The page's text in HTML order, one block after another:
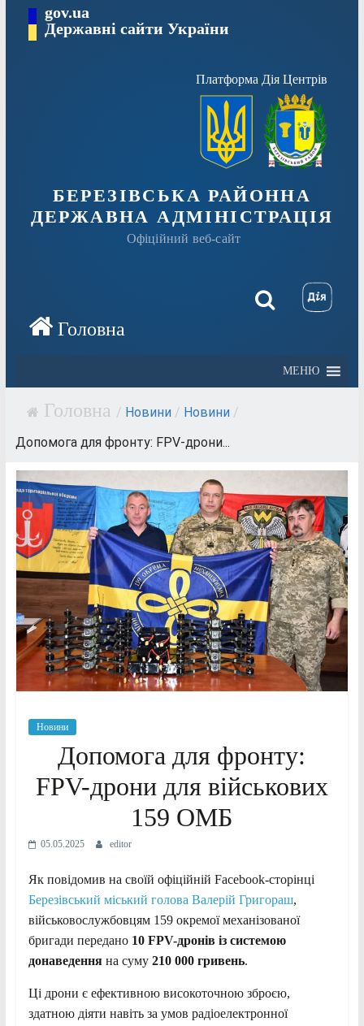
Перейтиgov.ua
Державні сайти України
Платформа Дія Центрів
БЕРЕЗІВСЬКА РАЙОННА
ДЕРЖАВНА АДМІНІСТРАЦІЯ
Офіційний веб-сайт
МЕНЮ
/ Новини / Новини /
Допомога для фронту: FPV-дрони...
Новини
Допомога для фронту:
FPV-дрони для військових
159 ОМБ
05.05.2025 editor
Як повідомив на своїй офіційній Facebook-сторінці
Березівський міський голова Валерій Григораш,
військовослужбовцям 159 окремої механізованої
бригади передано 10 FPV-дронів із системою
донаведенняна суму 210 000 гривень.
Ці дрони є ефективною високоточною зброєю,
здатною діяти навіть за умов радіоелектронної